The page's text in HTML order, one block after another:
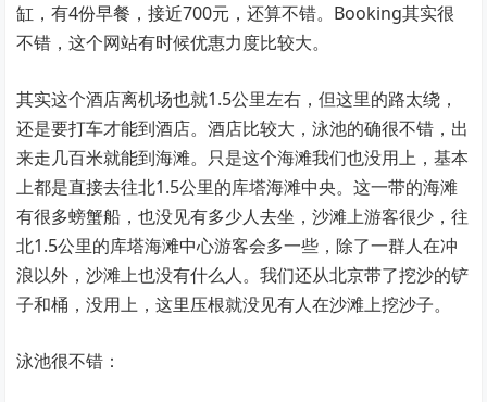
缸，有4份早餐，接近700元，还算不错。Booking其实很
不错，这个网站有时候优惠力度比较大。
其实这个酒店离机场也就1.5公里左右，但这里的路太绕，
还是要打车才能到酒店。酒店比较大，泳池的确很不错，出
来走几百米就能到海滩。只是这个海滩我们也没用上，基本
上都是直接去往北1.5公里的库塔海滩中央。这一带的海滩
有很多螃蟹船，也没见有多少人去坐，沙滩上游客很少，往
北1.5公里的库塔海滩中心游客会多一些，除了一群人在冲
浪以外，沙滩上也没有什么人。我们还从北京带了挖沙的铲
子和桶，没用上，这里压根就没见有人在沙滩上挖沙子。
泳池很不错：